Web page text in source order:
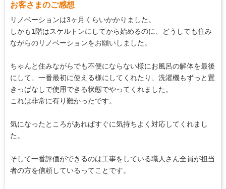
説明の分かりやすさ 5
施工の段取り・管理
作業中の配慮 5
仕上がり 5
価格の納得感
お客さまのご感想
リノベーションは3ヶ月くらいかかりました。
しかも1階はスケルトンにしてから始めるのに、どうしても住み
ながらのリノベーションをお願いしました。
ちゃんと住みながらでも不便にならない様にお風呂の解体を最後
にして、一番最初に使える様にしてくれたり、洗濯機もずっと置
きっぱなしで使用できる状態でやってくれました。
これは非常に有り難かったです。
気になったところがあればすぐに気持ちよく対応してくれまし
た。
そして一番評価ができるのは工事をしている職人さん全員が担当
者の方を信頼しているってことです。